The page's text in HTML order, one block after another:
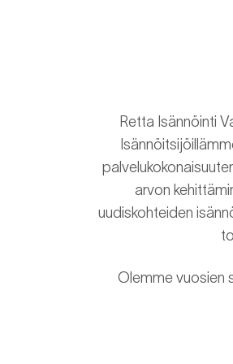
Retta Isännöinti
arvon
uudiskohteiden
Olemme vuosien